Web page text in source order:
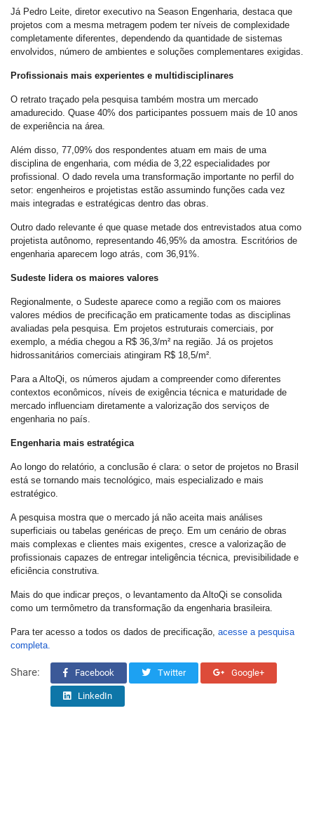
Já Pedro Leite, diretor executivo na Season Engenharia, destaca que
projetos com a mesma metragem podem ter níveis de complexidade
completamente diferentes, dependendo da quantidade de sistemas
envolvidos, número de ambientes e soluções complementares exigidas.
Profissionais mais experientes e multidisciplinares
O retrato traçado pela pesquisa também mostra um mercado
amadurecido. Quase 40% dos participantes possuem mais de 10 anos
de experiência na área.
Além disso, 77,09% dos respondentes atuam em mais de uma
disciplina de engenharia, com média de 3,22 especialidades por
profissional. O dado revela uma transformação importante no perfil do
setor: engenheiros e projetistas estão assumindo funções cada vez
mais integradas e estratégicas dentro das obras.
Outro dado relevante é que quase metade dos entrevistados atua como
projetista autônomo, representando 46,95% da amostra. Escritórios de
engenharia aparecem logo atrás, com 36,91%.
Sudeste lidera os maiores valores
Regionalmente, o Sudeste aparece como a região com os maiores
valores médios de precificação em praticamente todas as disciplinas
avaliadas pela pesquisa. Em projetos estruturais comerciais, por
exemplo, a média chegou a R$ 36,3/m² na região. Já os projetos
hidrossanitários comerciais atingiram R$ 18,5/m².
Para a AltoQi, os números ajudam a compreender como diferentes
contextos econômicos, níveis de exigência técnica e maturidade de
mercado influenciam diretamente a valorização dos serviços de
engenharia no país.
Engenharia mais estratégica
Ao longo do relatório, a conclusão é clara: o setor de projetos no Brasil
está se tornando mais tecnológico, mais especializado e mais
estratégico.
A pesquisa mostra que o mercado já não aceita mais análises
superficiais ou tabelas genéricas de preço. Em um cenário de obras
mais complexas e clientes mais exigentes, cresce a valorização de
profissionais capazes de entregar inteligência técnica, previsibilidade e
eficiência construtiva.
Mais do que indicar preços, o levantamento da AltoQi se consolida
como um termômetro da transformação da engenharia brasileira.
Para ter acesso a todos os dados de precificação, acesse a pesquisa
completa.
Share: Facebook Twitter Google+
LinkedIn